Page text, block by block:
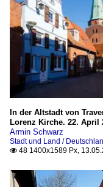
In der Altstadt von
Lorenz Kirche. 22. April
Armin Schwarz
Stadt und Land /
 48 1400x1589 Px,